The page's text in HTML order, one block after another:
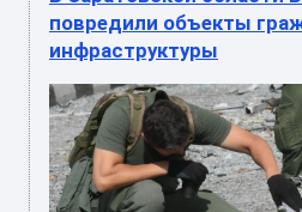
повредили объекты
инфраструктуры